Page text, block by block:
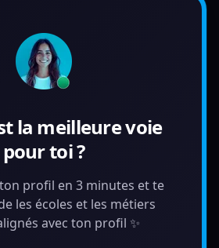
la meilleure voie
pour toi ?
profil en 3 minutes et te
les écoles et les métiers
avec ton profil ✨